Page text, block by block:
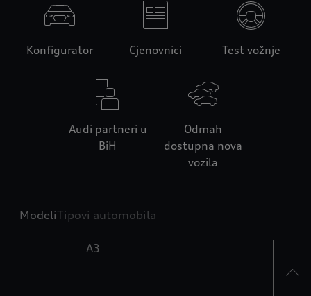
Konfigurator Cjenovnici Test vožnje
Audi partneri u
BiH
Odmah
dostupna nova
vozila
ModeliTipovi automobila
A3